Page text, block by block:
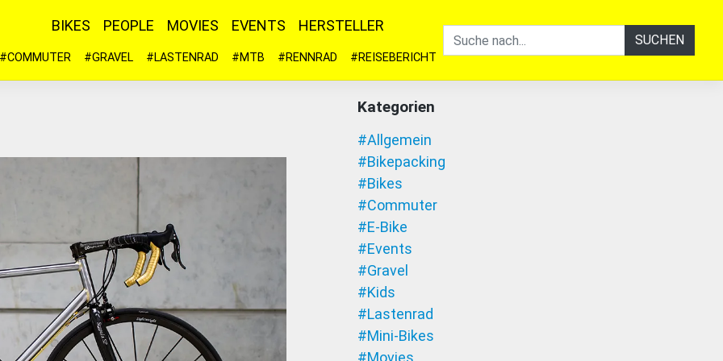
SUCHEN
BIKES PEOPLE MOVIES EVENTS HERSTELLER
#COMMUTER #GRAVEL #LASTENRAD #MTB #RENNRAD #REISEBERICHT
Kategorien
#Allgemein
#Bikepacking
#Bikes
#Commuter
#E-Bike
#Events
#Gravel
#Kids
#Lastenrad
#Mini-Bikes
#Movies